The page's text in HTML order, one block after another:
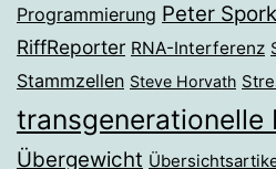
Programmierung Peter Spork
RiffReporter RNA-Interferenz
Stammzellen Steve Horvath
transgenerationelle
Übergewicht